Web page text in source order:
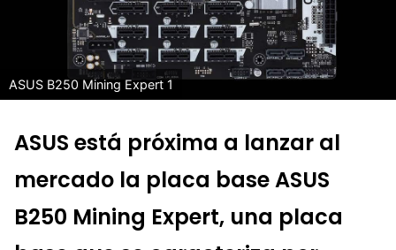
ASUS B250 Mining Expert 1
ASUS está próxima a lanzar al
mercado la placa base ASUS
B250 Mining Expert, una placa